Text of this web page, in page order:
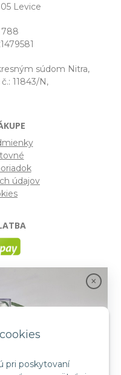
pri poskytovaní
Levice
788
súdom Nitra,
11843/N,
údajov
systém pre platby
z najpoužívanejších
e-shopoch. Spĺňa